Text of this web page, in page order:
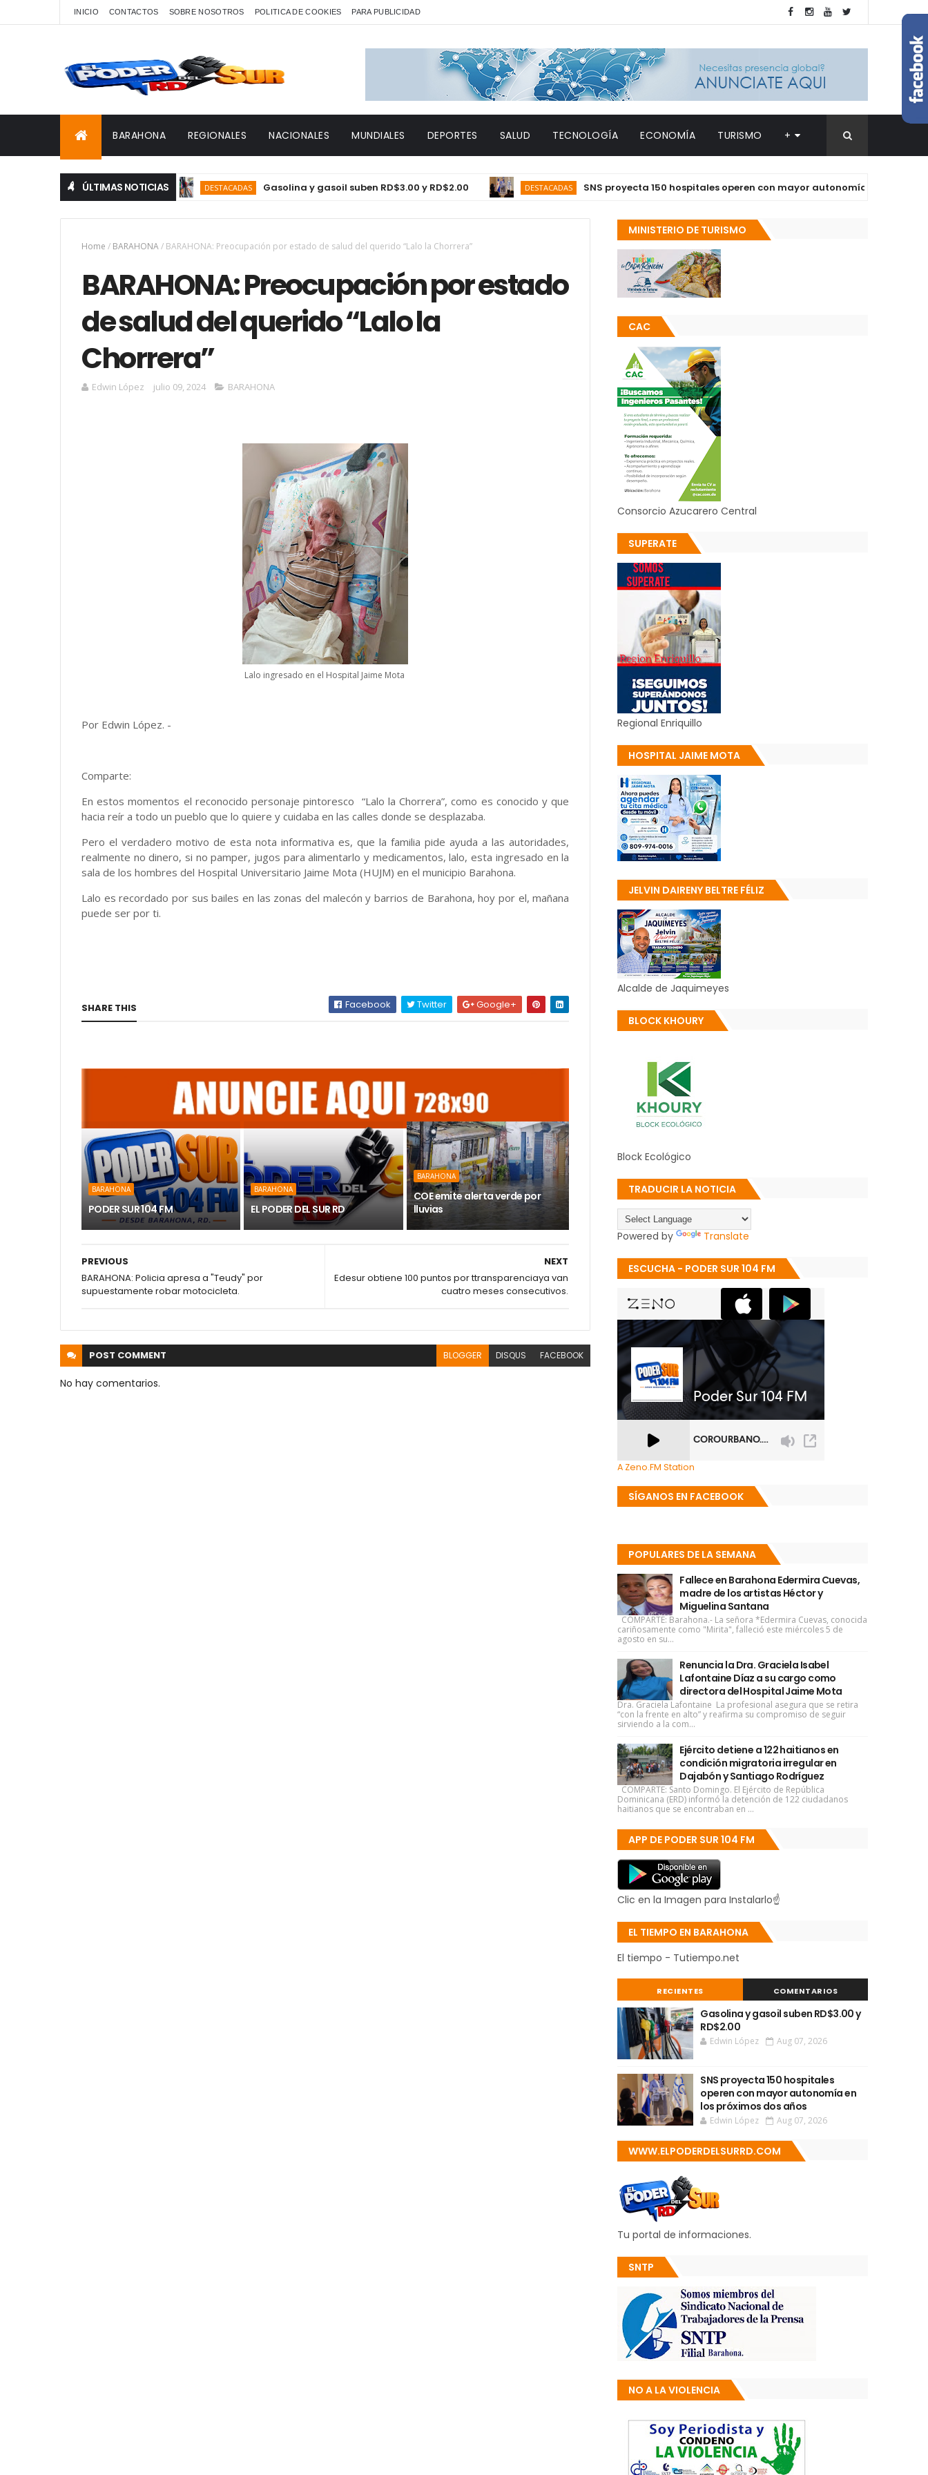
INICIO CONTACTOS SOBRE NOSOTROS POLITICA DE COOKIES PARA PUBLICIDAD
BARAHONA REGIONALES NACIONALES MUNDIALES DEPORTES SALUD TECNOLOGÍA ECONOMÍA TURISMO +
ÚLTIMAS NOTICIAS DESTACADAS Gasolina y gasoil suben RD$3.00 y RD$2.00 DESTACADAS SNS proyecta 150 hospitales operen con mayor autonomía en los próximos
Home / BARAHONA/ BARAHONA: Preocupación por estado de salud del querido “Lalo la Chorrera”
BARAHONA: Preocupación por estado
de salud del querido “Lalo la
Chorrera”
Edwin López julio 09, 2024 BARAHONA
Lalo ingresado en el Hospital Jaime Mota
Por Edwin López. -
Comparte:
En estos momentos el reconocido personaje pintoresco “Lalo la Chorrera”, como es conocido y que
hacia reír a todo un pueblo que lo quiere y cuidaba en las calles donde se desplazaba.
Pero el verdadero motivo de esta nota informativa es, que la familia pide ayuda a las autoridades,
realmente no dinero, si no pamper, jugos para alimentarlo y medicamentos, lalo, esta ingresado en la
sala de los hombres del Hospital Universitario Jaime Mota (HUJM) en el municipio Barahona.
Lalo es recordado por sus bailes en las zonas del malecón y barrios de Barahona, hoy por el, mañana
puede ser por ti.
SHARE THIS Facebook Twitter Google+
BARAHONA
PODER SUR 104 FM
BARAHONA
EL PODER DEL SUR RD
BARAHONA
COE emite alerta verde por
lluvias
NEXT
Edesur obtiene 100 puntos por ttransparenciaya van
cuatro meses consecutivos.
PREVIOUS
BARAHONA: Policia apresa a "Teudy" por
supuestamente robar motocicleta.
POST COMMENT BLOGGER DISQUS FACEBOOK
No hay comentarios.
MINISTERIO DE TURISMO
CAC
Consorcio Azucarero Central
SUPERATE
Regional Enriquillo
HOSPITAL JAIME MOTA
JELVIN DAIRENY BELTRE FÉLIZ
Alcalde de Jaquimeyes
BLOCK KHOURY
Block Ecológico
TRADUCIR LA NOTICIA
Powered by Translate
ESCUCHA - PODER SUR 104 FM
A Zeno.FM Station
SÍGANOS EN FACEBOOK
POPULARES DE LA SEMANA
Fallece en Barahona Edermira Cuevas,
madre de los artistas Héctor y
Miguelina Santana
COMPARTE: Barahona.- La señora *Edermira Cuevas, conocida
cariñosamente como "Mirita", falleció este miércoles 5 de
agosto en su...
Renuncia la Dra. Graciela Isabel
Lafontaine Díaz a su cargo como
directora del Hospital Jaime Mota
Dra. Graciela Lafontaine La profesional asegura que se retira
“con la frente en alto” y reafirma su compromiso de seguir
sirviendo a la com...
Ejército detiene a 122 haitianos en
condición migratoria irregular en
Dajabón y Santiago Rodríguez
COMPARTE: Santo Domingo. El Ejército de República
Dominicana (ERD) informó la detención de 122 ciudadanos
haitianos que se encontraban en ...
APP DE PODER SUR 104 FM
Clic en la Imagen para Instalarlo☝
EL TIEMPO EN BARAHONA
El tiempo - Tutiempo.net
RECIENTES COMENTARIOS
Gasolina y gasoil suben RD$3.00 y
RD$2.00
Edwin López Aug 07, 2026
SNS proyecta 150 hospitales
operen con mayor autonomía en
los próximos dos años
Edwin López Aug 07, 2026
WWW.ELPODERDELSURRD.COM
Tu portal de informaciones.
SNTP
NO A LA VIOLENCIA